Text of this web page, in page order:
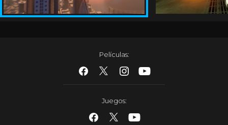
Películas:
Juegos: